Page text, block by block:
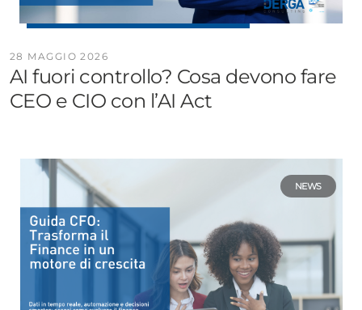
28 MAGGIO 2026
AI fuori controllo? Cosa devono fare
CEO e CIO con l’AI Act
NEWS